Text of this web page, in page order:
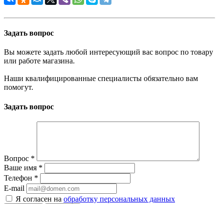
Задать вопрос
Вы можете задать любой интересующий вас вопрос по товару
или работе магазина.
Наши квалифицированные специалисты обязательно вам
помогут.
Задать вопрос
Вопрос *
Ваше имя *
Телефон *
E-mail
Я согласен на обработку персональных данных